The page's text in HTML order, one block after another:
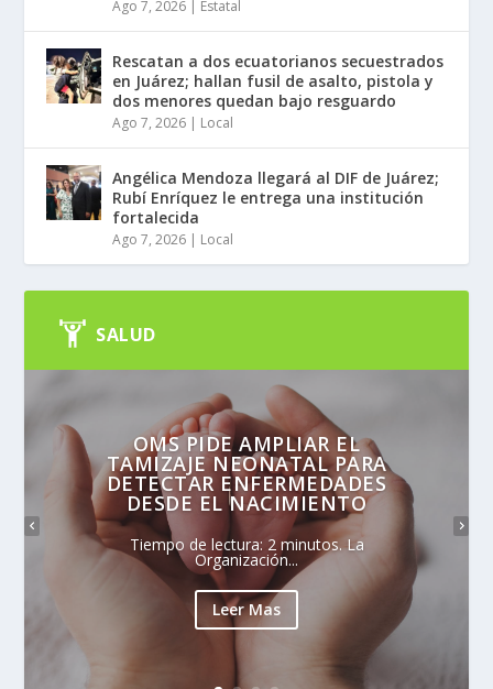
Ago 7, 2026 | Estatal
Rescatan a dos ecuatorianos secuestrados
en Juárez; hallan fusil de asalto, pistola y
dos menores quedan bajo resguardo
Ago 7, 2026 | Local
Angélica Mendoza llegará al DIF de Juárez;
Rubí Enríquez le entrega una institución
fortalecida
Ago 7, 2026 | Local
SALUD
OMS PIDE AMPLIAR EL
TAMIZAJE NEONATAL PARA
DETECTAR ENFERMEDADES
DESDE EL NACIMIENTO
Tiempo de lectura: 2 minutos. La
Organización...
Leer Mas